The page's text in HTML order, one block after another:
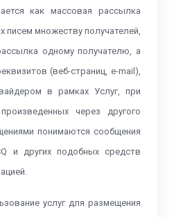
как массовая рассылка
писем множеству получателей,
одному получателю, а
(веб-страниц, е-mail),
в рамках Услуг, при
через другого
понимаются сообщения
и других подобных средств
услуг для размещения